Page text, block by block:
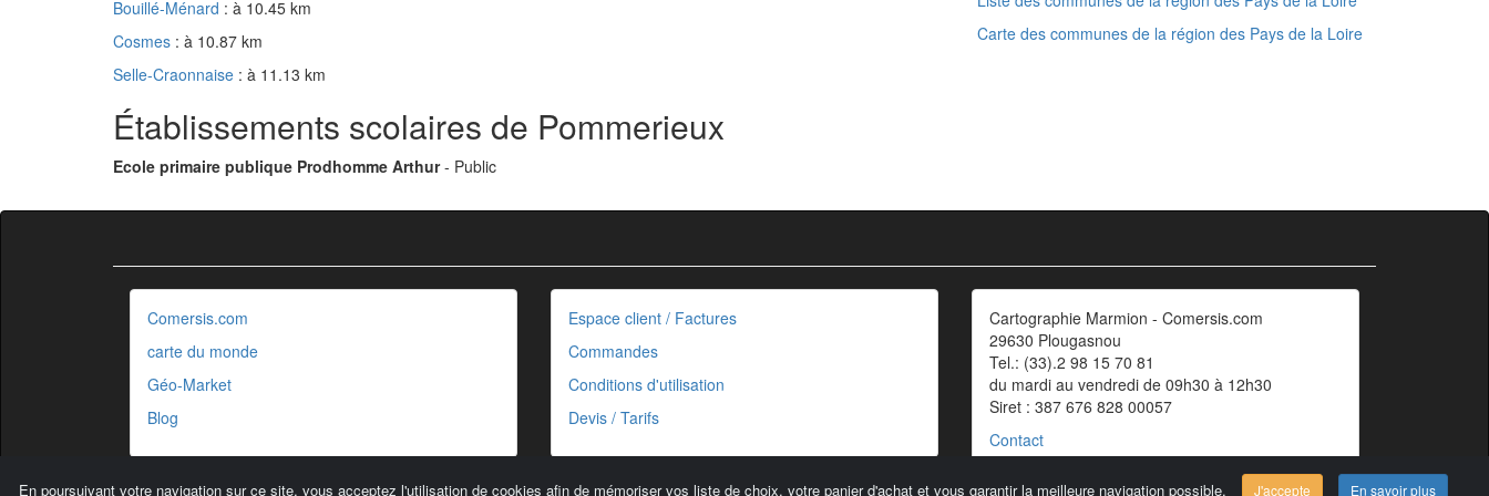
Bouillé-Ménard : à 10.45 km
Cosmes : à 10.87 km
Selle-Craonnaise : à 11.13 km
Établissements scolaires de Pommerieux
Ecole primaire publique Prodhomme Arthur- Public
Carte des communes de la région des Pays de la Loire
En poursuivant votre navigation sur ce site, vous acceptez l'utilisation de cookies afin de mémoriser vos liste de choix, votre panier d'achat et vous garantir la meilleure navigation possible. J'accepte En savoir plus
Comersis.com
carte du monde
Géo-Market
Blog
Espace client / Factures
Commandes
Conditions d'utilisation
Devis / Tarifs
Cartographie Marmion - Comersis.com
29630 Plougasnou
Tel.: (33).2 98 15 70 81
du mardi au vendredi de 09h30 à 12h30
Siret : 387 676 828 00057
Contact